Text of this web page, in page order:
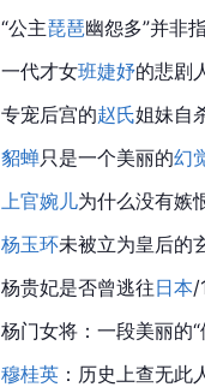
“公主琵琶幽怨多”并非
一代才女班婕妤的悲剧
专宠后宫的赵氏姐妹自
貂蝉只是一个美丽的幻
上官婉儿为什么没有嫉
杨玉环未被立为皇后的
杨贵妃是否曾逃往日本/
杨门女将：一段美丽的“
穆桂英 ：历史上查无此